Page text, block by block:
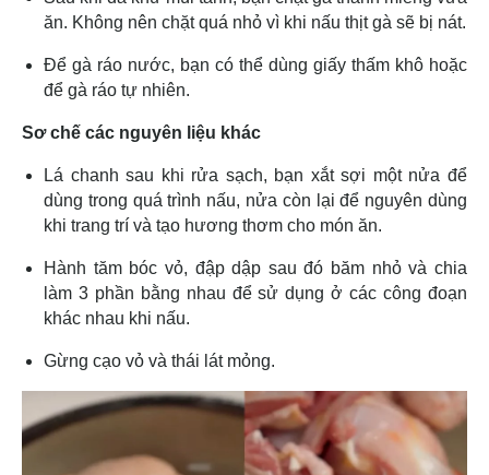
ăn. Không nên chặt quá nhỏ vì khi nấu thịt gà sẽ bị nát.
Để gà ráo nước, bạn có thể dùng giấy thấm khô hoặc
để gà ráo tự nhiên.
Sơ chế các nguyên liệu khác
Lá chanh sau khi rửa sạch, bạn xắt sợi một nửa để
dùng trong quá trình nấu, nửa còn lại để nguyên dùng
khi trang trí và tạo hương thơm cho món ăn.
Hành tăm bóc vỏ, đập dập sau đó băm nhỏ và chia
làm 3 phần bằng nhau để sử dụng ở các công đoạn
khác nhau khi nấu.
Gừng cạo vỏ và thái lát mỏng.